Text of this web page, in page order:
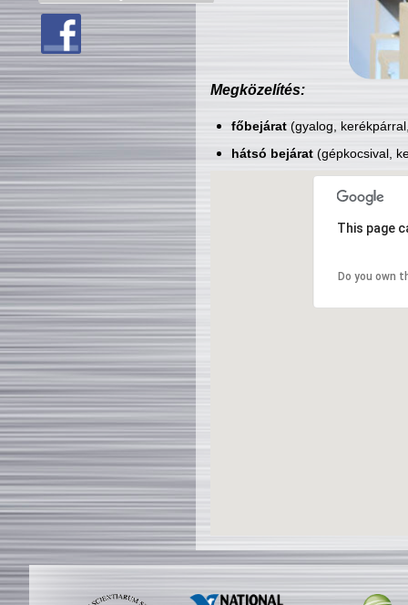
Megközelítés:
főbejárat(gyalog,
hátsó bejárat(gépkocsival,
This page
Do you own